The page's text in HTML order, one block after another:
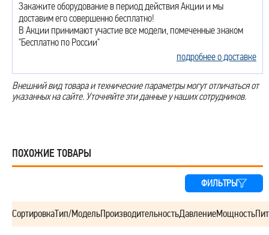
Закажите оборудование в период действия Акции и мы
доставим его совершенно бесплатно!
В Акции принимают участие все модели, помеченные знаком
"Бесплатно по России"
подробнее о доставке
Внешний вид товара и технические параметры могут отличаться от
указанных на сайте. Уточняйте эти данные у наших сотрудников.
ПОХОЖИЕ ТОВАРЫ
ФИЛЬТРЫ
СортировкаТип/МодельПроизводительностьДавлениеМощность